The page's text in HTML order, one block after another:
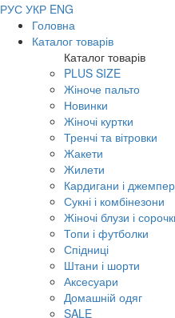
РУС УКР ENG
Головна
Каталог товарів
Каталог товарів
PLUS SIZE
Жіноче пальто
Новинки
Жіночі куртки
Тренчі та вітровки
Жакети
Жилети
Кардигани і
Сукні і комбінезони
Жіночі блузи і
Топи і футболки
Спідниці
Штани і шорти
Аксесуари
Домашній одяг
SALE